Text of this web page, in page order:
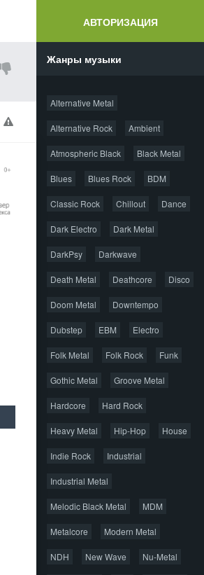
АВТОРИЗАЦИЯ
Жанры музыки
Alternative Metal
Alternative Rock Ambient
Atmospheric Black Black Metal
Blues Blues Rock BDM
Classic Rock Chillout Dance
Dark Electro Dark Metal
DarkPsy Darkwave
Death Metal Deathcore Disco
Doom Metal Downtempo
Dubstep EBM Electro
Folk Metal Folk Rock Funk
Gothic Metal Groove Metal
Hardcore Hard Rock
Heavy Metal Hip-Hop House
Indie Rock Industrial
Industrial Metal
Melodic Black Metal MDM
Metalcore Modern Metal
NDH New Wave Nu-Metal